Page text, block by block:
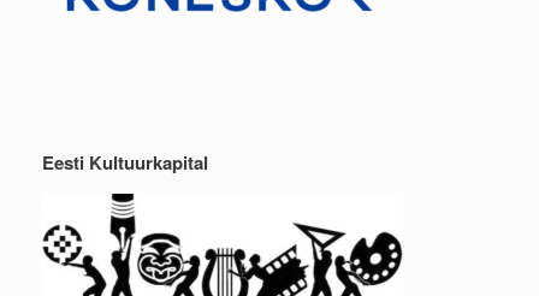
Eesti Kultuurkapital